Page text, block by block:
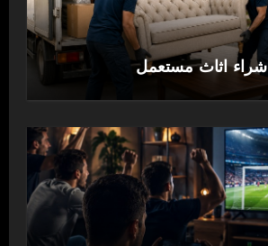
شراء اثاث مستعمل